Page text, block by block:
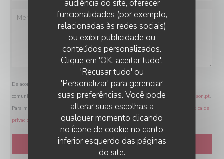
audiência do site, oferecer
funcionalidades (por exemplo,
relacionadas às redes sociais)
ou exibir publicidade ou
conteúdos personalizados.
Clique em 'OK, aceitar tudo',
'Recusar tudo' ou
'Personalizar' para gerenciar
suas preferências. Você pode
alterar suas escolhas a
qualquer momento clicando
no ícone de cookie no canto
inferior esquerdo das páginas
do site.
De acordo com a legislação de proteção de dados, tem o direito de se opor a
comunicações de marketing. Pode registar-se na Lista Robinson através de
robinson.pt.
Para mais informações sobre o tratamento dos seus dados, consulte a nossa
política de
privacidade
D'CHEZ EUX